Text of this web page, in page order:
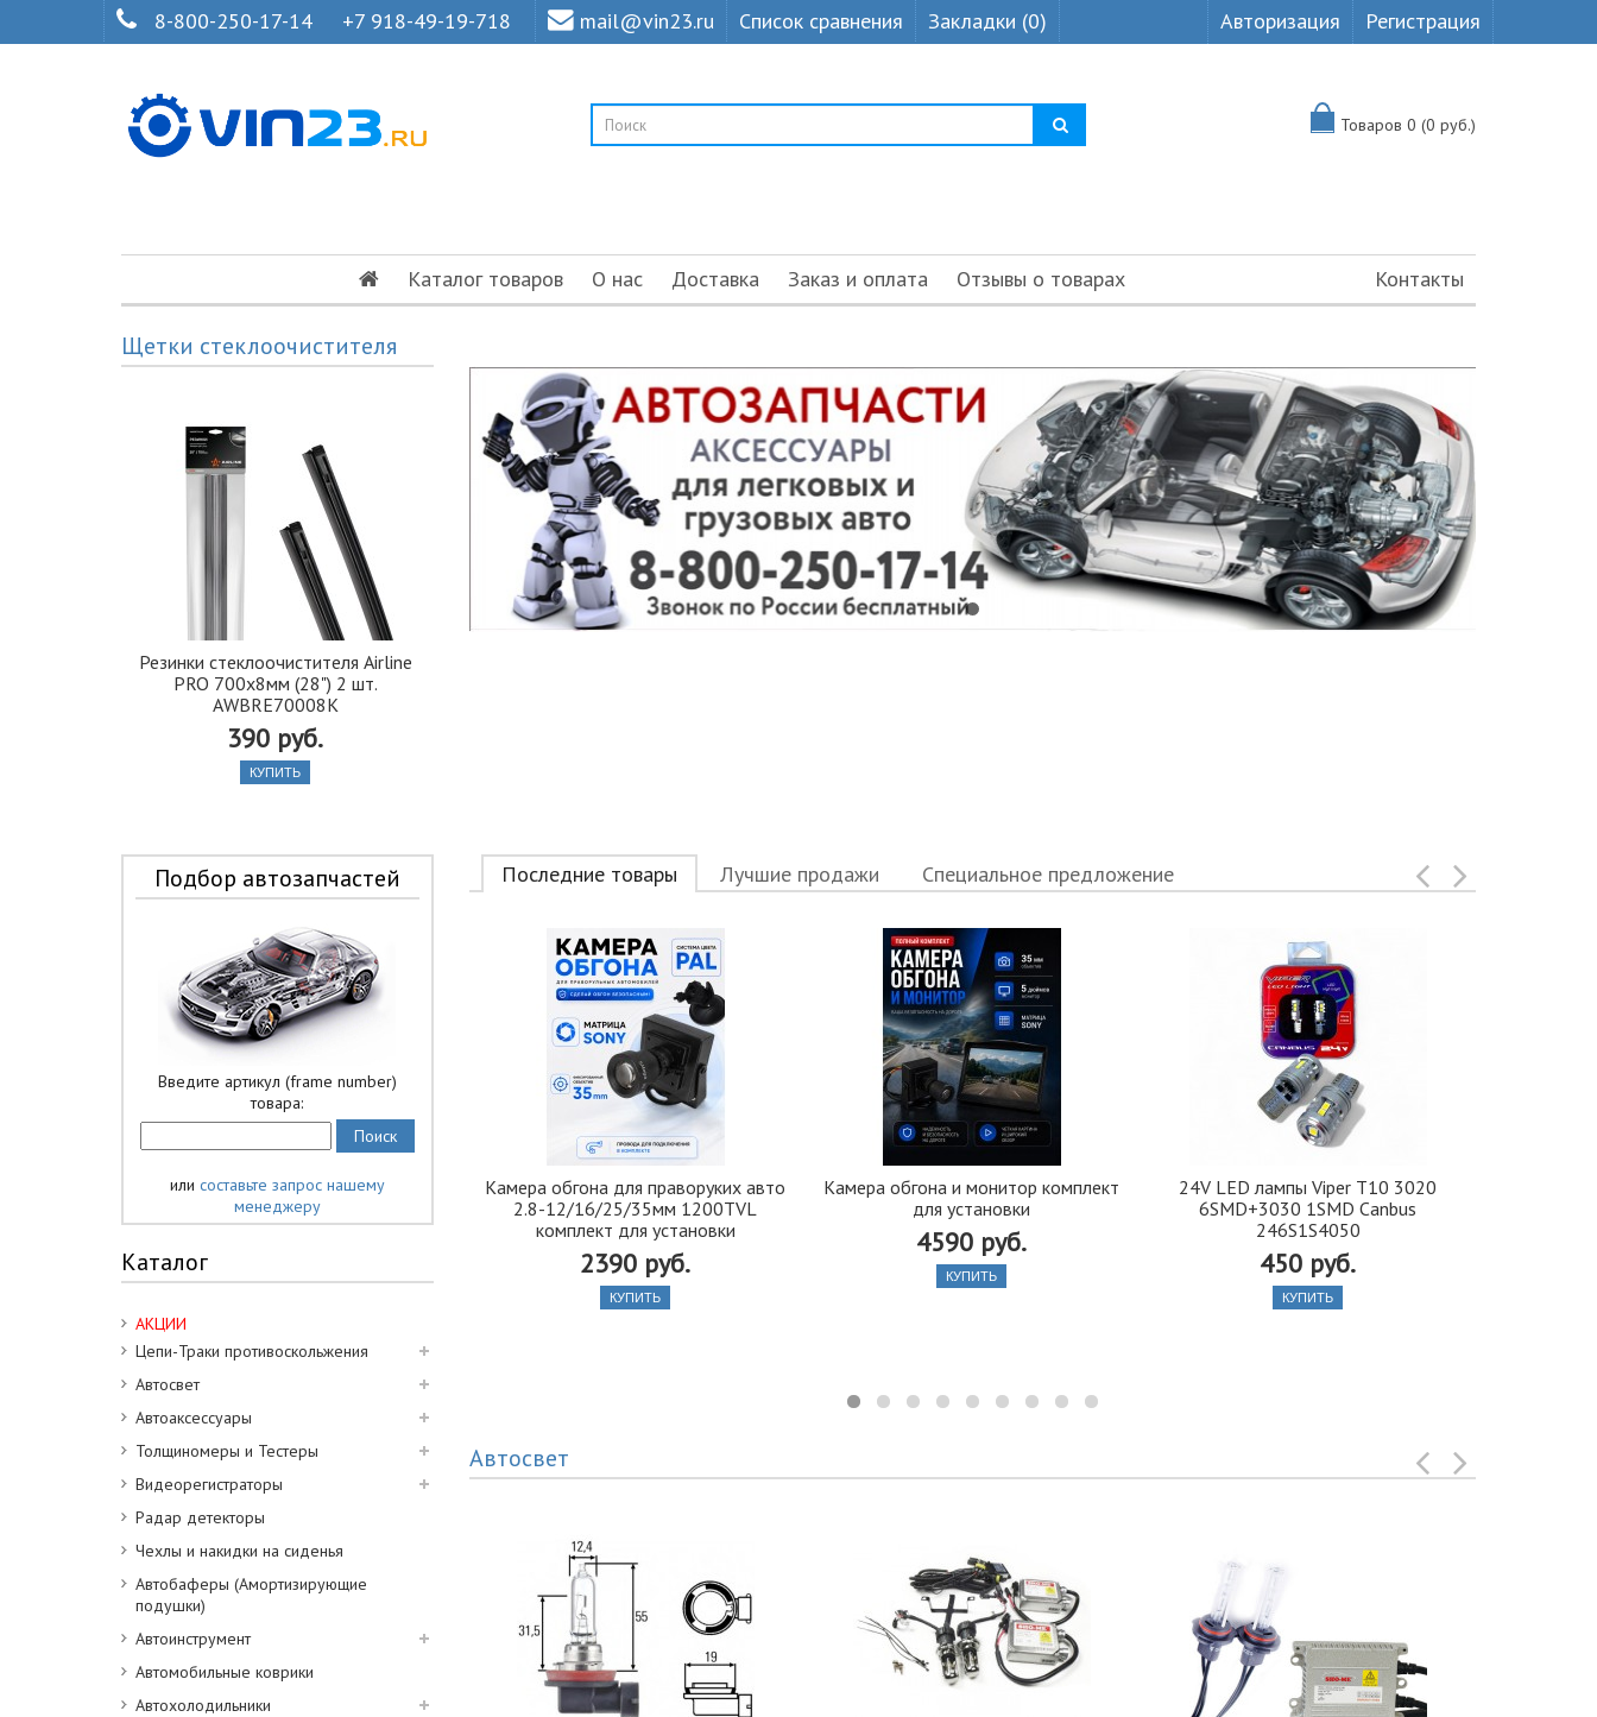
8-800-250-17-14 +7 918-49-19-718 mail@vin23.ru Список сравнения Закладки (0) Авторизация Регистрация
Товаров 0 (0 руб.)
Каталог товаров О нас Доставка Заказ и оплата Отзывы о товарах Контакты
Щетки стеклоочистителя
Резинки стеклоочистителя Airline
PRO 700х8мм (28") 2 шт.
AWBRE70008K
390 руб.
КУПИТЬ
Подбор автозапчастей
Введите артикул (frame number)
товара:
или составьте запрос нашему
менеджеру
Каталог
АКЦИИ
Цепи-Траки противоскольжения
Автосвет
Автоаксессуары
Толщиномеры и Тестеры
Видеорегистраторы
Радар детекторы
Чехлы и накидки на сиденья
Автобаферы (Амортизирующие
подушки)
Автоинструмент
Автомобильные коврики
Автохолодильники
Последние товары Лучшие продажи Специальное предложение
Камера обгона для праворуких авто
2.8-12/16/25/35мм 1200TVL
комплект для установки
2390 руб.
КУПИТЬ
Камера обгона и монитор комплект
для установки
4590 руб.
КУПИТЬ
24V LED лампы Viper Т10 3020
6SMD+3030 1SMD Canbus
246S1S4050
450 руб.
КУПИТЬ
Автосвет